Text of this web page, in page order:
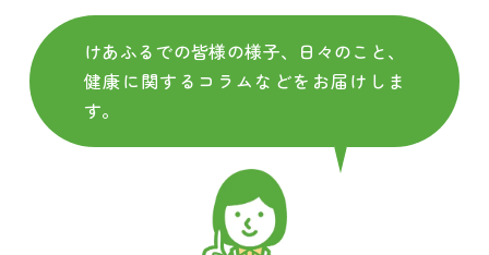
けあふるでの皆様の様子、日々のこと、
健康に関するコラムなどをお届けしま
す。